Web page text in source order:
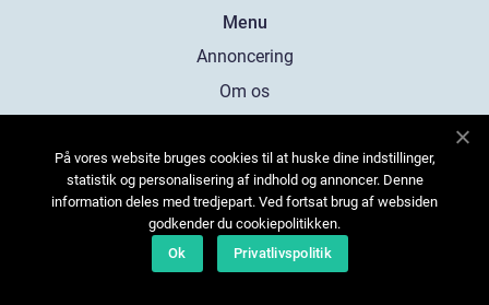
Menu
Annoncering
Om os
Kontakt os
Sitemap
På vores website bruges cookies til at huske dine indstillinger,
statistik og personalisering af indhold og annoncer. Denne
information deles med tredjepart. Ved fortsat brug af websiden
godkender du cookiepolitikken.
Ok
Privatlivspolitik